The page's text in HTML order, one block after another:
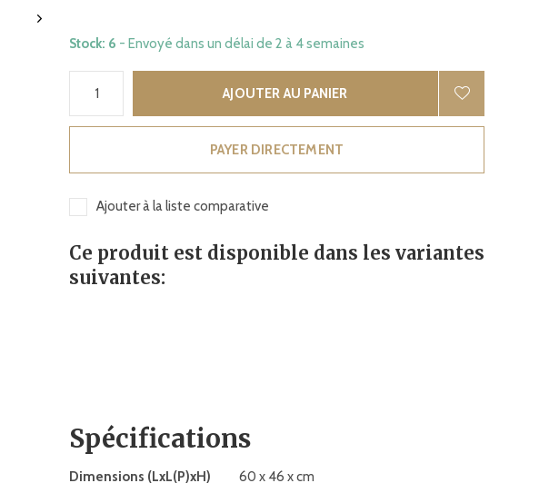
Stock: 6 - Envoyé dans un délai de 2 à 4 semaines
AJOUTER AU PANIER
PAYER DIRECTEMENT
Ajouter à la liste comparative
Ce produit est disponible dans les variantes
suivantes:
Spécifications
Dimensions (LxL(P)xH)
60 x 46 x cm